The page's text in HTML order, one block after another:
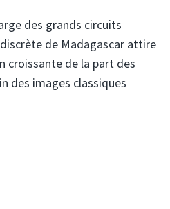
des grands circuits
de Madagascar attire
croissante de la part des
des images classiques